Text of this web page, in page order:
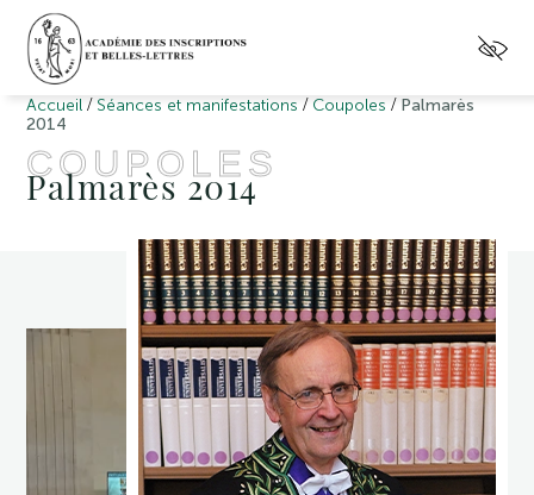
Accueil / Séances et manifestations / Coupoles / Palmarès
2014
COUPOLES
Palmarès 2014